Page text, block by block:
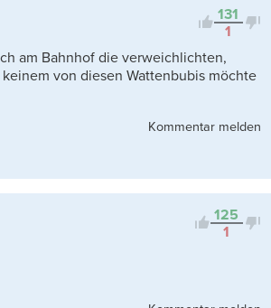
131
1
am Bahnhof die verweichlichten,
von diesen Wattenbubis möchte
Kommentar melden
125
1